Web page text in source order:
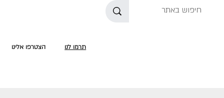
הצטרפו אלינו תרמו לנו